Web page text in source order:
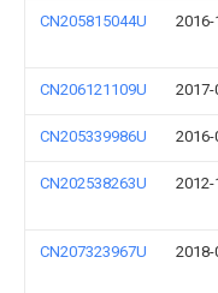
CN205815044U 2016-
CN206121109U 2017-
CN205339986U 2016-
CN202538263U 2012-
CN207323967U 2018-